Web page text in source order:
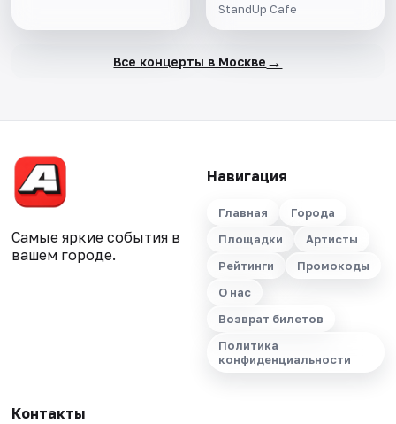
StandUp Cafe
Все концерты в Москве →
Самые яркие события в
вашем городе.
Навигация
Главная
Города
Площадки
Артисты
Рейтинги
Промокоды
О нас
Возврат билетов
Политика
конфиденциальности
Контакты